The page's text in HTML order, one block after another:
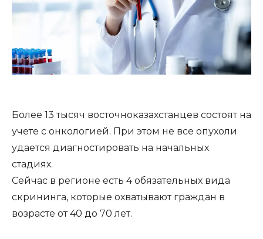
Более 13 тысяч восточноказахстанцев состоят на
учете с онкологией. При этом не все опухоли
удается диагностировать на начальных
стадиях.
Сейчас в регионе есть 4 обязательных вида
скрининга, которые охватывают граждан в
возрасте от 40 до 70 лет.